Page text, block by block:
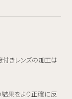
付きレンズの加工は
結果をより正確に反